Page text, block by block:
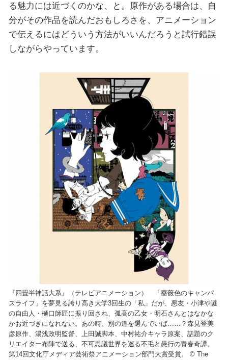
る魅力には近づくのかな、と。原作がある場合は、自
分がその作品を読んだおもしろさを、アニメーション
で伝えるにはどういう方法がいいんだろうと試行錯誤
しながらやっています。
『四畳半神話大系』（テレビアニメーション） 「薔薇色のキャンパ
スライフ」を夢見る誇り高き大学3回生の「私」だが、悪友・小津や謎
の自由人・樋口師匠に振り回され、孤高の乙女・明石さんとはなかな
かお近づきになれない。あの時、別の道を選んでいば……？森見登美
彦原作、湯浅政明監督、上田誠脚本、中村祐介キャラ原案、話題のク
リエイター布陣で送る、不可思議世界を巡る不毛と愚行の青春奇譚。
第14回文化庁メディア芸術祭アニメーション部門大賞受賞。 © The